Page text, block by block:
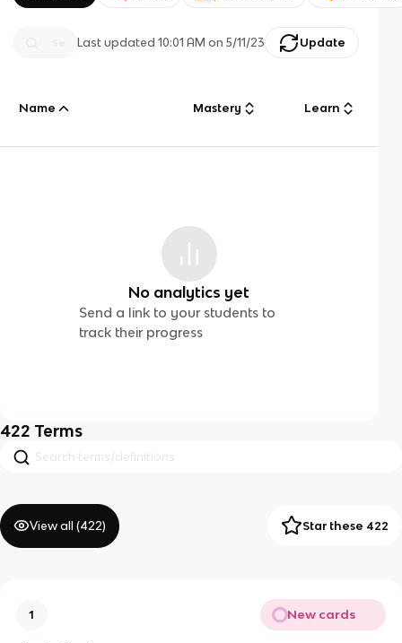
Last updated10:01 AM on 5/11/23 Update
Name Mastery Learn
No analytics yet
Send a link to your students to
track their progress
422 Terms
View all (422) Star these 422
1 New cards